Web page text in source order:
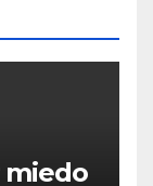
miedo